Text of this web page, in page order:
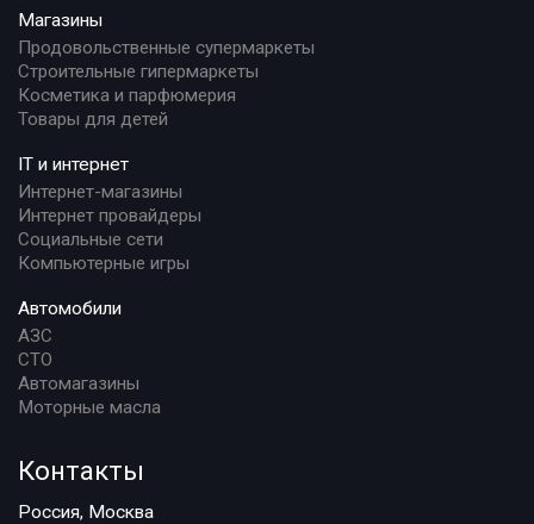
Магазины
Продовольственные супермаркеты
Строительные гипермаркеты
Косметика и парфюмерия
Товары для детей
IT и интернет
Интернет-магазины
Интернет провайдеры
Социальные сети
Компьютерные игры
Автомобили
АЗС
СТО
Автомагазины
Моторные масла
Контакты
Россия, Москва